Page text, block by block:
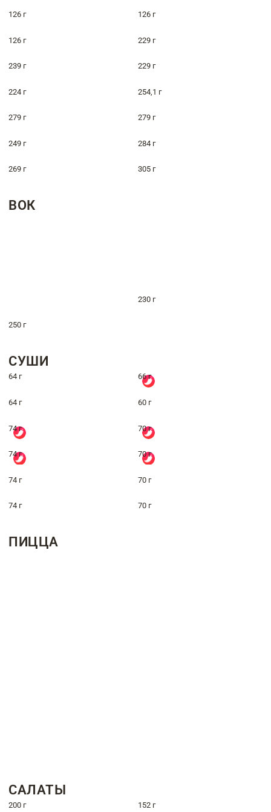
126 г 126 г
126 г 229 г
239 г 229 г
224 г 254,1 г
279 г 279 г
249 г 284 г
269 г 305 г
ВОК
230 г
250 г
СУШИ
64 г 66 г
64 г 60 г
74 г 70 г
74 г 70 г
74 г 70 г
74 г 70 г
ПИЦЦА
САЛАТЫ
200 г 152 г